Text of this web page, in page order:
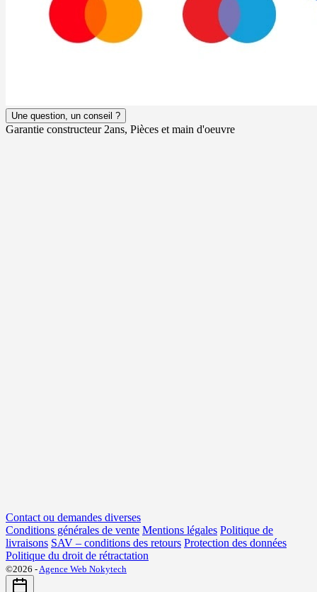
Une question, un conseil ?
Garantie constructeur 2ans, Pièces et main d'oeuvre
Contact ou demandes diverses
Conditions générales de vente Mentions légales Politique de
livraisons SAV – conditions des retours Protection des données
Politique du droit de rétractation
©2026 -Agence Web Nokytech